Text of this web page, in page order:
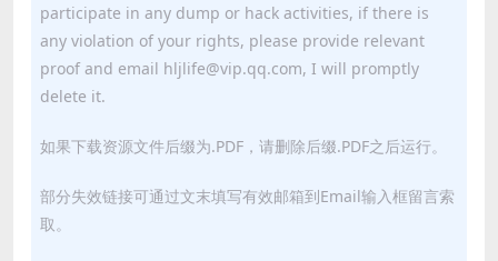
participate in any dump or hack activities, if there is
any violation of your rights, please provide relevant
proof and email hljlife@vip.qq.com, I will promptly
delete it.
如果下载资源文件后缀为.PDF，请删除后缀.PDF之后运行。
部分失效链接可通过文末填写有效邮箱到Email输入框留言索
取。